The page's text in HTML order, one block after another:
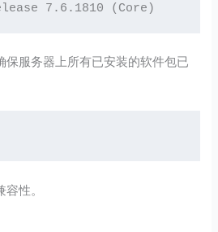
7.6.1810 (Core)
保服务器上所有已安装的软件包已
性。